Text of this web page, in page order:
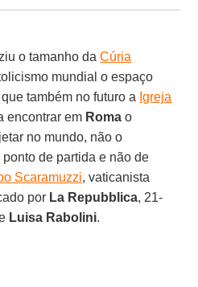
o tamanho daCúria
mundial o espaço
também no futuro a Igreja
encontrar em Roma o
no mundo, não o
de partida e não de
Scaramuzzi, vaticanista
por La Repubblica, 21-
Luisa Rabolini.